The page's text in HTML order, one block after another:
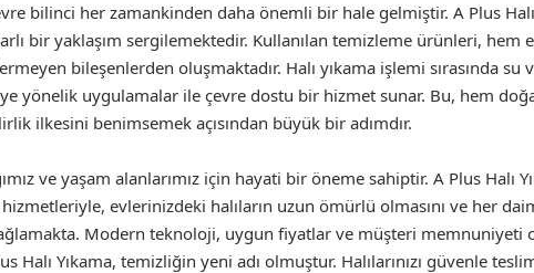
bilinci her zamankinden daha önemli bir hale gelmiştir. A Plus Halı
bir yaklaşım sergilemektedir. Kullanılan temizleme ürünleri, hem
bileşenlerden oluşmaktadır. Halı yıkama işlemi sırasında
yönelik uygulamalar ile çevre dostu bir hizmet sunar. Bu, hem
ilkesini benimsemek açısından büyük bir adımdır.
ve yaşam alanlarımız için hayati bir öneme sahiptir. A Plus Halı
evlerinizdeki halıların uzun ömürlü olmasını ve her
Modern teknoloji, uygun fiyatlar ve müşteri memnuniyeti
Halı Yıkama, temizliğin yeni adı olmuştur. Halılarınızı güvenle